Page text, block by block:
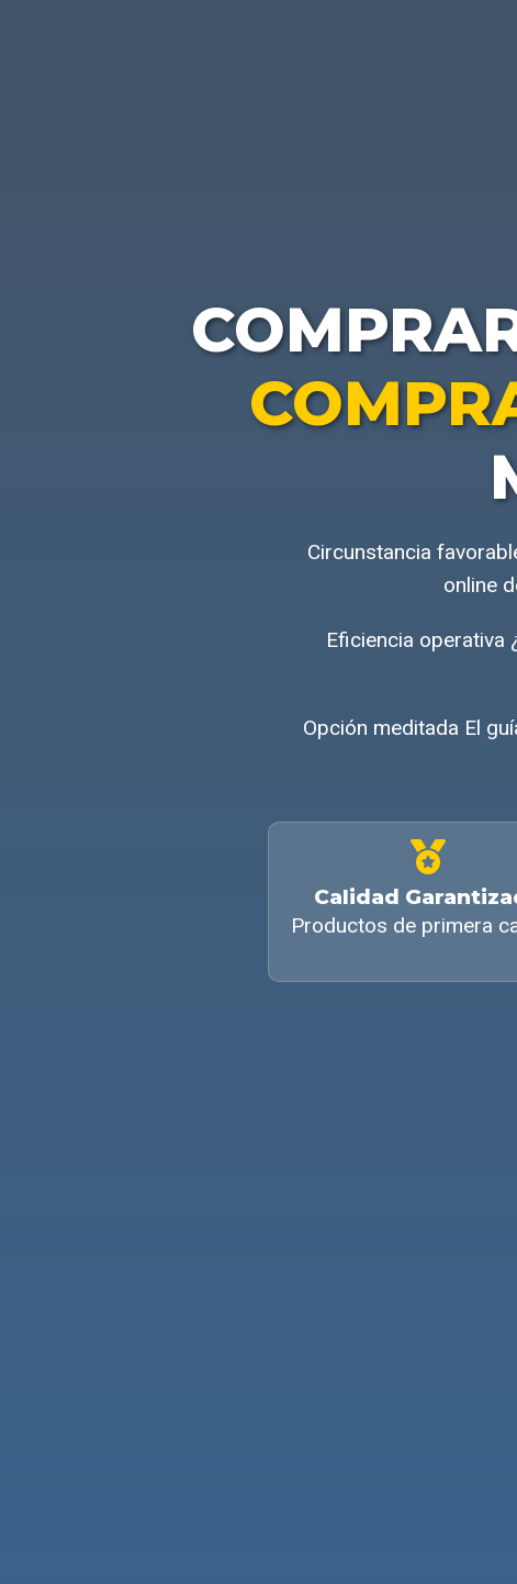
Circunstancia
online
Eficiencia operativa
Opción meditada El
Calidad
Productos de primera